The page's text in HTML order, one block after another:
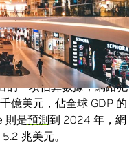
件也層出不窮。
的一項估算數據，網路犯
億美元，佔全球 GDP 的
則是預測到 2024 年，網
兆美元。